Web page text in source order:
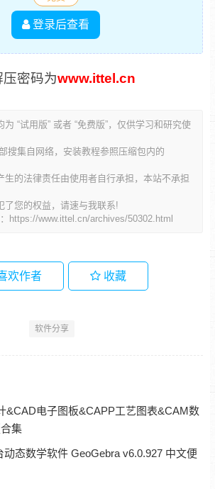
登录后查看
密码为www.ittel.cn
“试用版” 或者 “免费版”，仅供学习和研究使
搜集自网络，安装教程参照压缩包内的
生的法律责任由使用者自行承担，本站不承担
了您的权益，请速与我联系!
https://www.ittel.cn/archives/50302.html
欢作者 收藏
软件分享
&CAD电子图板&CAPP工艺图表&CAM数
集
动态数学软件 GeoGebra v6.0.927 中文便